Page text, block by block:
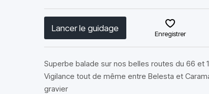
Lancer le guidage
Enregistrer
Superbe balade sur nos belles routes du 66 et
Vigilance tout de même entre Belesta et
gravier